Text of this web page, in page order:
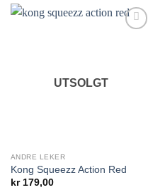
UTSOLGT
ANDRE LEKER
Kong Squeezz Action Red
kr179,00